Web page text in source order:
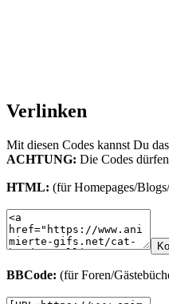
Verlinken
Mit diesen Codes kannst Du
ACHTUNG: Die Codes
HTML: (für Homepages/
BBCode: (für Foren/